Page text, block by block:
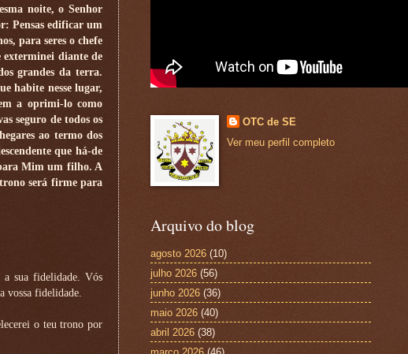
noite, o Senhor
Pensas edificar um
para seres o chefe
exterminei diante de
grandes da terra.
habite nesse lugar,
a oprimi-lo como
seguro de todos os
ao termo dos
que há-de
Mim um filho. A
será firme para
a sua fidelidade. Vós
vossa fidelidade.
o teu trono por
OTC de SE
Ver meu perfil completo
Arquivo do blog
agosto 2026 (10)
julho 2026 (56)
junho 2026 (36)
maio 2026 (40)
abril 2026 (38)